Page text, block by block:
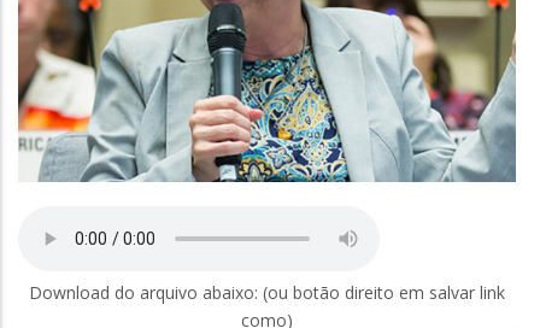
Download do arquivo abaixo: (ou botão direito em salvar link
como)